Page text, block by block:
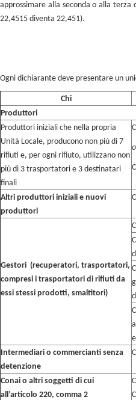
approssimare alla seconda o alla
22,4515 diventa 22,451).
Ogni dichiarante deve presentare un
Chi
Produttori
Produttori iniziali che nella propria
Unità Locale, producono non più di 7
rifiuti e, per ogni rifiuto, utilizzano non
più di 3 trasportatori e 3 destinatari
finali
Altri produttori iniziali e nuovi
produttori
Gestori (recuperatori, trasportatori,
compresi i trasportatori di rifiuti da
essi stessi prodotti, smaltitori)
Intermediari o commercianti senza
detenzione
Conai o altri soggetti di cui
all’articolo 220, comma 2